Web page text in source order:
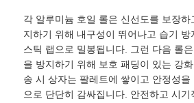
각 알루미늄 호일 롤은 신선도를 보장
지하기 위해 내구성이 뛰어나고 습기
스틱 랩으로 밀봉됩니다. 그런 다음 롤
을 방지하기 위해 보호 패딩이 있는 강
송 시 상자는 팔레트에 쌓이고 안정성을
으로 단단히 감싸집니다. 안전하고 시